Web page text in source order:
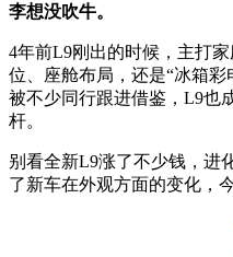
李想没吹牛。
4年前L9刚出的时候，主打家
位、座舱布局，还是“冰箱彩
被不少同行跟进借鉴，L9也
杆。
别看全新L9涨了不少钱，进
了新车在外观方面的变化，